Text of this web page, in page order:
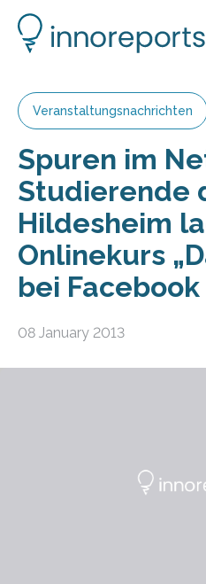
Veranstaltungsnachrichten
Spuren im
Studierende
Hildesheim
Onlinekurs
bei Facebook
08 January 2013